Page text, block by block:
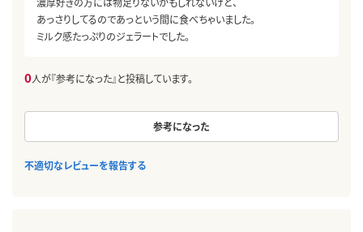
あっさりしてるのであっという間に食べちゃいました。
ミルク感たっぷりのジェラートでした。
0人が『参考になった』と投稿しています。
参考になった
不適切なレビューを報告する